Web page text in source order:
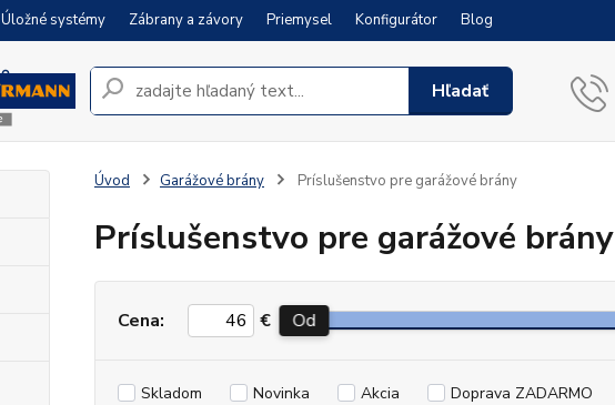
Úložné systémy Zábrany a závory Priemysel Konfigurátor Blog
Hľadať
Úvod Garážové brány Príslušenstvo pre garážové brány
Príslušenstvo pre garážové brány
Cena: € Od
Skladom Novinka Akcia Doprava ZADARMO